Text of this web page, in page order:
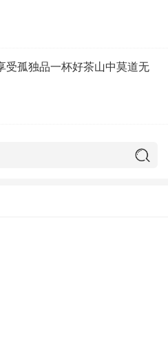
受孤独品一杯好茶山中莫道无